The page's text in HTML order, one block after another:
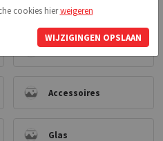
Ophangsystemen
Spieramen
Accessoires
Glas
cookies hierweigeren
WIJZIGINGEN OPSLAAN